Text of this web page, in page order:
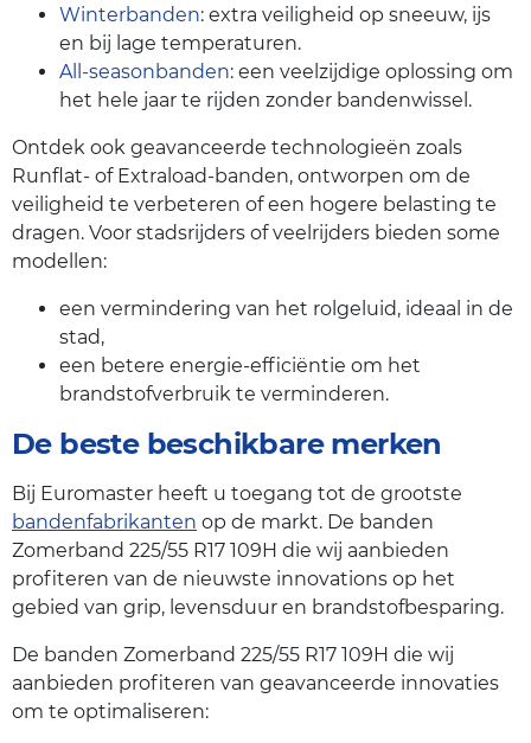
Winterbanden: extra veiligheid op sneeuw, ijs
en bij lage temperaturen.
All-seasonbanden: een veelzijdige oplossing om
het hele jaar te rijden zonder bandenwissel.
Ontdek ook geavanceerde technologieën zoals
Runflat- of Extraload-banden, ontworpen om de
veiligheid te verbeteren of een hogere belasting te
dragen. Voor stadsrijders of veelrijders bieden some
modellen:
een vermindering van het rolgeluid, ideaal in de
stad,
een betere energie-efficiëntie om het
brandstofverbruik te verminderen.
De beste beschikbare merken
Bij Euromaster heeft u toegang tot de grootste
bandenfabrikanten op de markt. De banden
Zomerband 225/55 R17 109H die wij aanbieden
profiteren van de nieuwste innovations op het
gebied van grip, levensduur en brandstofbesparing.
De banden Zomerband 225/55 R17 109H die wij
aanbieden profiteren van geavanceerde innovaties
om te optimaliseren: